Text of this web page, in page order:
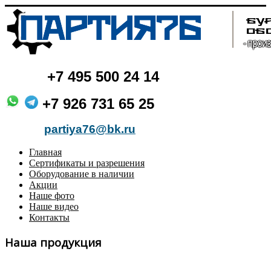
+7 495 500 24 14
+7 926 731 65 25
partiya76@bk.ru
Главная
Сертификаты и разрешения
Оборудование в наличии
Акции
Наше фото
Наше видео
Контакты
Наша продукция